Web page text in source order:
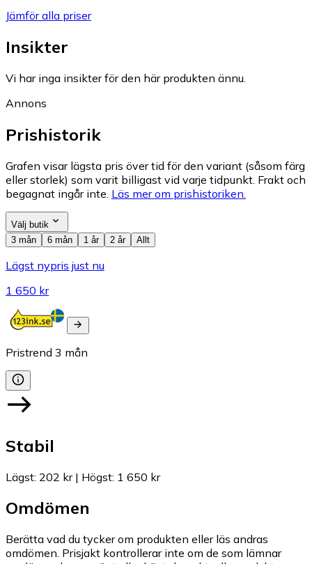
Jämför alla priser
Insikter
Vi har inga insikter för den här produkten ännu.
Annons
Prishistorik
Grafen visar lägsta pris över tid för den variant (såsom färg
eller storlek) som varit billigast vid varje tidpunkt. Frakt och
begagnat ingår inte. Läs mer om prishistoriken.
Välj butik
3 mån
6 mån 1 år 2 år Allt
Lägst nypris just nu
1 650 kr
Pristrend 3 mån
Stabil
Lägst: 202 kr| Högst: 1 650 kr
Omdömen
Berätta vad du tycker om produkten eller läs andras
omdömen. Prisjakt kontrollerar inte om de som lämnar